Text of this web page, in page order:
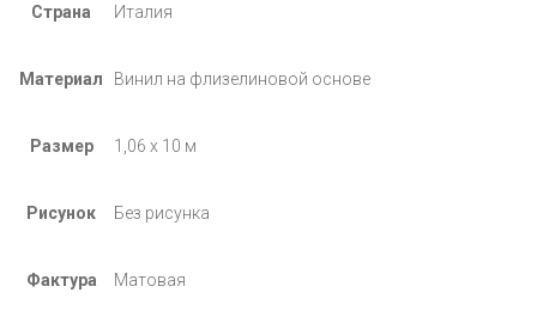
Страна Италия
Материал Винил на флизелиновой основе
Размер 1,06 х 10 м
Рисунок Без рисунка
Фактура Матовая